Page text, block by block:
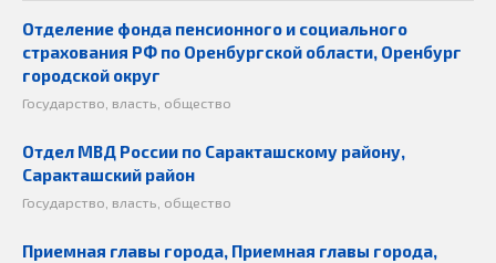
Отделение фонда пенсионного и социального
страхования РФ по Оренбургской области, Оренбург
городской округ
Государство, власть, общество
Отдел МВД России по Саракташскому району,
Саракташский район
Государство, власть, общество
Приемная главы города, Приемная главы города,